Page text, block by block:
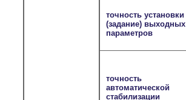
точность установки
(задание) выходных
параметров
точность
автоматической
стабилизации